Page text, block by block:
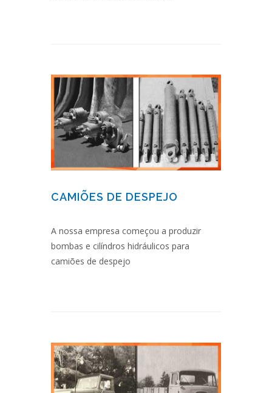
CAMIÕES DE DESPEJO
A nossa empresa começou a produzir
bombas e cilíndros hidráulicos para
camiões de despejo